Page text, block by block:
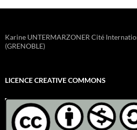
Karine UNTERMARZONER Cité
(GRENOBLE)
LICENCE CREATIVE COMMONS